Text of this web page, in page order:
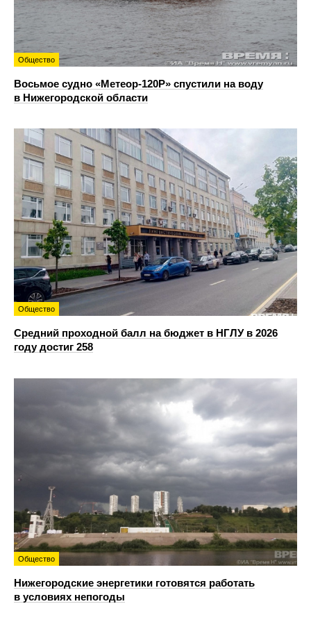
Общество
Восьмое судно «Метеор-120Р» спустили на воду
в Нижегородской области
Общество
Средний проходной балл на бюджет в НГЛУ в 2026
году достиг 258
Общество
Нижегородские энергетики готовятся работать
в условиях непогоды